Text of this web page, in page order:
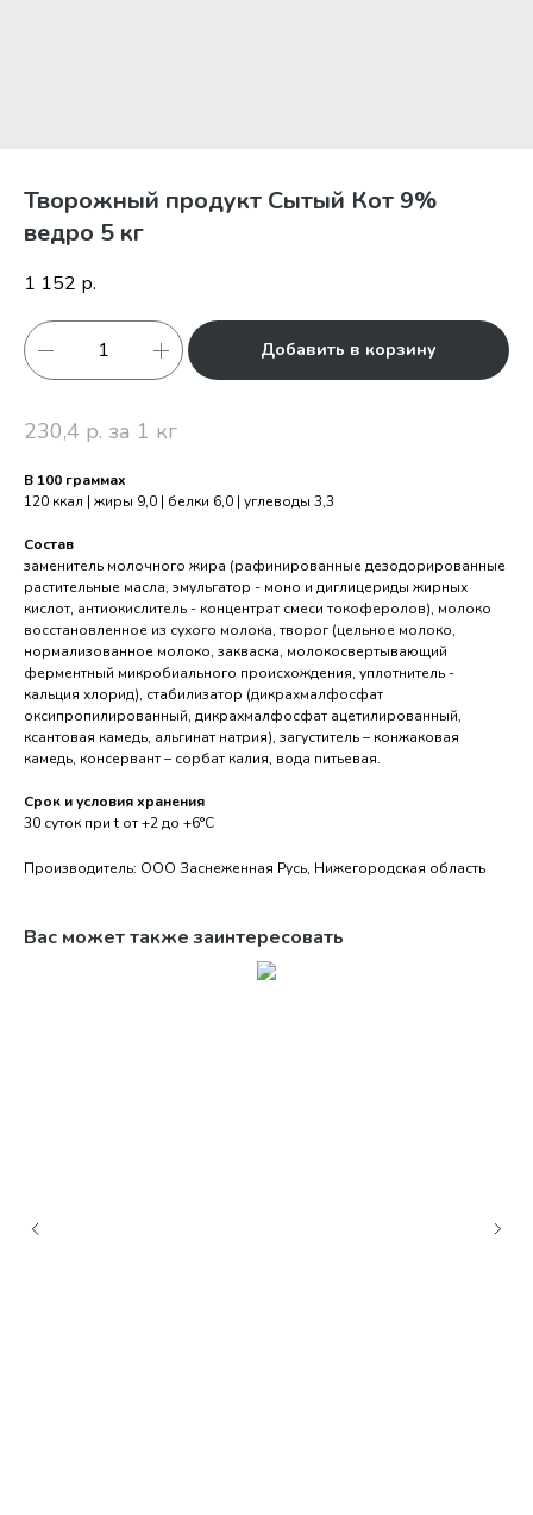
Творожный продукт Сытый Кот 9%
ведро 5 кг
1 152 р.
Добавить в корзину
230,4 р. за 1 кг
В 100 граммах
120 ккал | жиры 9,0 | белки 6,0 | углеводы 3,3
Состав
заменитель молочного жира (рафинированные дезодорированные
растительные масла, эмульгатор - моно и диглицериды жирных
кислот, антиокислитель - концентрат смеси токоферолов), молоко
восстановленное из сухого молока, творог (цельное молоко,
нормализованное молоко, закваска, молокосвертывающий
ферментный микробиального происхождения, уплотнитель -
кальция хлорид), стабилизатор (дикрахмалфосфат
оксипропилированный, дикрахмалфосфат ацетилированный,
ксантовая камедь, альгинат натрия), загуститель – конжаковая
камедь, консервант – сорбат калия, вода питьевая.
Срок и условия хранения
30 суток при t от +2 до +6°С
Производитель: ООО Заснеженная Русь, Нижегородская область
Вас может также заинтересовать